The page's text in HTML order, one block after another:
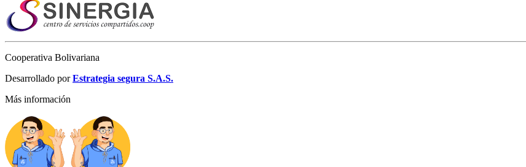
Cooperativa Bolivariana
Desarrollado porEstrategia segura S.A.S.
Más información